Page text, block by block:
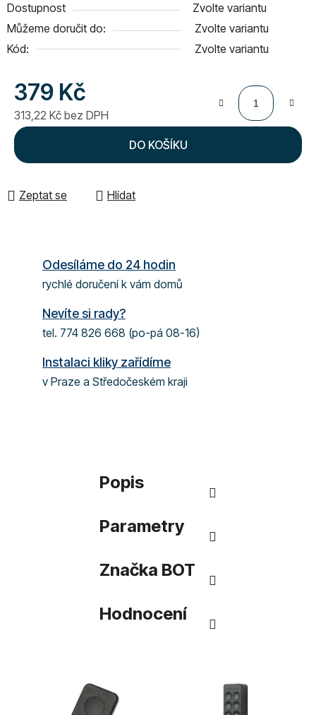
Dostupnost
Zvolte variantu
Můžeme doručit do:
Zvolte variantu
Kód:
Zvolte variantu
379 Kč
313,22 Kč bez DPH
Měrná cena:
DO KOŠÍKU
Zeptat se Hlídat
Odesíláme do 24 hodin
rychlé doručení k vám domů
Nevíte si rady?
tel. 774 826 668 (po-pá 08-16)
Instalaci kliky zařídíme
v Praze a Středočeském kraji
Popis
Parametry
Značka BOT
Hodnocení